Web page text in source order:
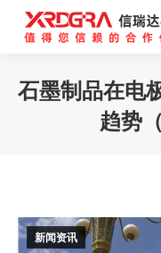
石墨制品在电
趋势
新闻资讯